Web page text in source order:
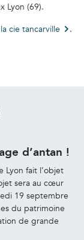
Lyon (69).
cie tancarville
.
d’antan !
Lyon fait l’objet
sera au cœur
19 septembre
du patrimoine
de grande